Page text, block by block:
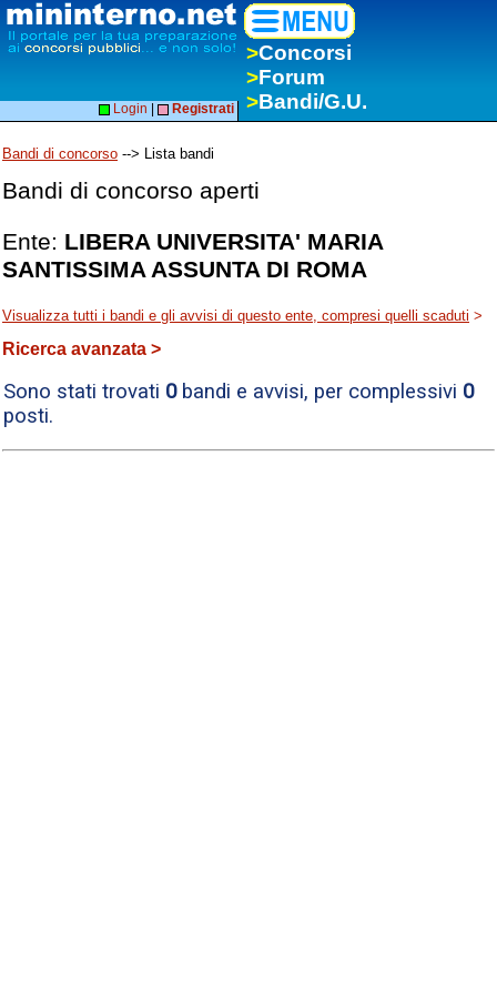
>Concorsi
>Forum
>Bandi/G.U.
Login Registrati
Bandi di concorso --> Lista bandi
Bandi di concorso aperti
Ente: LIBERA UNIVERSITA' MARIA
SANTISSIMA ASSUNTA DI ROMA
Visualizza tutti i bandi e gli avvisi di questo ente, compresi quelli scaduti >
Ricerca avanzata >
Sono stati trovati 0bandi e avvisi, per complessivi 0
posti.